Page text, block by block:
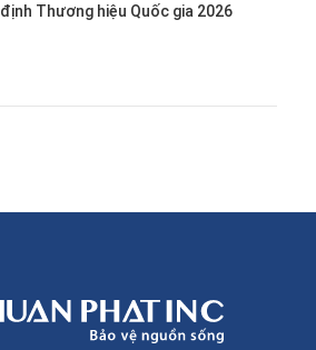
định Thương hiệu Quốc gia 2026